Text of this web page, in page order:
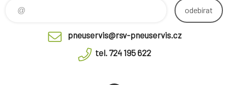
odebírat
pneuservis@rsv-pneuservis.cz
tel. 724 195 622